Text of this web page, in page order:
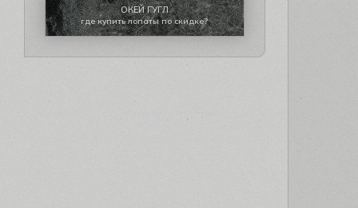
ОКЕЙ ГУГЛ
где купить лопаты по скидке?